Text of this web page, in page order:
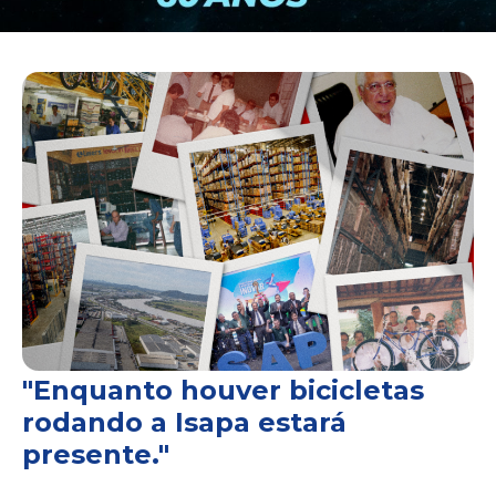
"Enquanto houver bicicletas
rodando a Isapa estará
presente."